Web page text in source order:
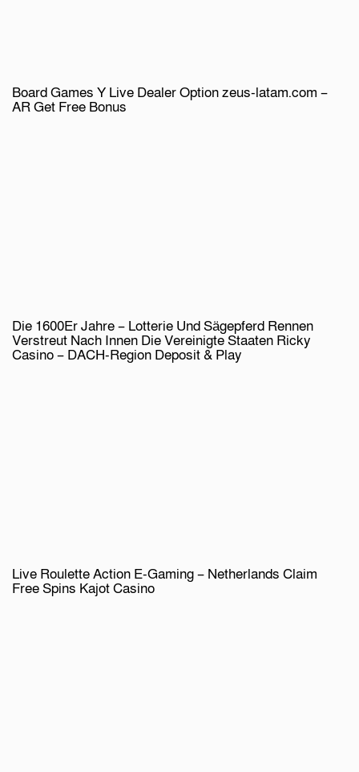
Board Games Y Live Dealer Option zeus-latam.com –
AR Get Free Bonus
Die 1600Er Jahre – Lotterie Und Sägepferd Rennen
Verstreut Nach Innen Die Vereinigte Staaten Ricky
Casino – DACH-Region Deposit & Play
Live Roulette Action E-Gaming – Netherlands Claim
Free Spins Kajot Casino